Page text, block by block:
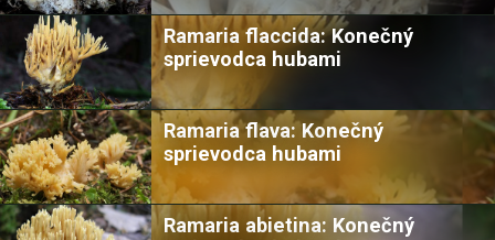
Ramaria flaccida: Konečný
sprievodca hubami
Ramaria flava: Konečný
sprievodca hubami
Ramaria abietina: Konečný